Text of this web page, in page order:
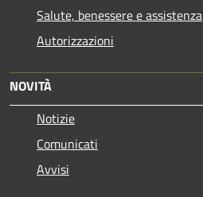
Salute, benessere e assistenza
Autorizzazioni
NOVITÀ
Notizie
Comunicati
Avvisi